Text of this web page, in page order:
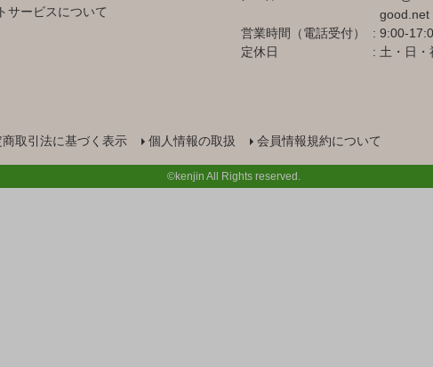
サービスについて
good.net
営業時間（電話受付）
9:00-
定休日
土・日・
商取引法に基づく表示 個人情報の取扱 会員情報規約について
©kenjin All Rights reserved.